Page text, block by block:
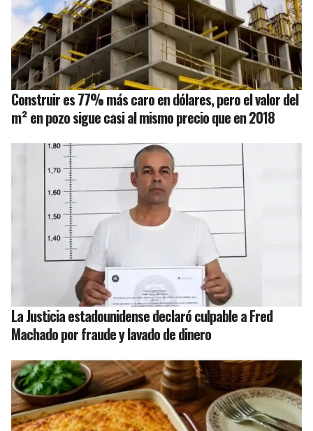
Construir es 77% más caro en dólares, pero el valor del
m² en pozo sigue casi al mismo precio que en 2018
La Justicia estadounidense declaró culpable a Fred
Machado por fraude y lavado de dinero